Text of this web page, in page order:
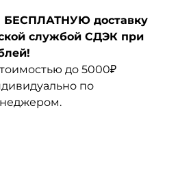
БЕСПЛАТНУЮ доставку
службой СДЭК при
до 5000₽
по